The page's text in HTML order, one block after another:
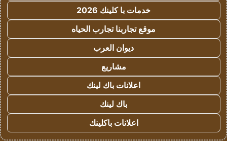
خدمات با كلينك 2026
موقع تجاربنا تجارب الحياه
ديوان العرب
مشاريع
اعلانات باك لينك
باك لينك
اعلانات باكلينك